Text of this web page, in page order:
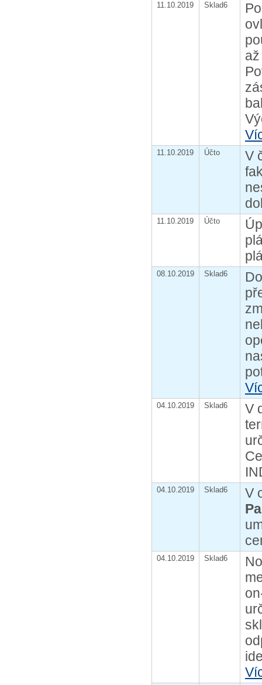
11.10.2019 Sklad6
11.10.2019 Účto
V
11.10.2019 Účto
08.10.2019 Sklad6
04.10.2019 Sklad6
V
04.10.2019 Sklad6
V
04.10.2019 Sklad6